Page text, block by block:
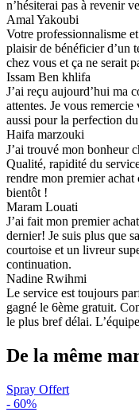
n’hésiterai pas à revenir
Amal Yakoubi
Votre professionnalisme
plaisir de bénéficier d’un
chez vous et ça ne serait
Issam Ben khlifa
J’ai reçu aujourd’hui ma
attentes. Je vous
aussi pour la perfection
Haifa marzouki
J’ai trouvé mon bonheur
Qualité, rapidité du
rendre mon premier achat
bientôt !
Maram Louati
J’ai fait mon premier
dernier! Je suis plus que
courtoise et un livreur
continuation.
Nadine Rwihmi
Le service est toujours
gagné le 6ème gratuit.
le plus bref délai.
De la même
Spray Offert
- 60%